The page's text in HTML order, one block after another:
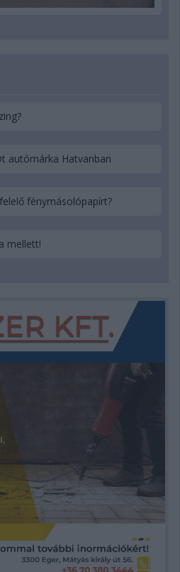
autómárka Hatvanban
fénymásolópapírt?
mellett!